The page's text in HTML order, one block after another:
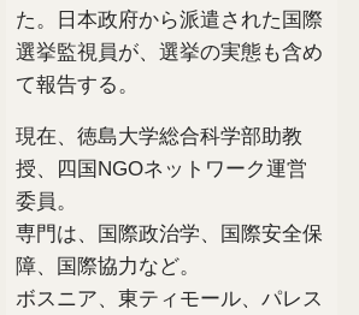
た。日本政府から派遣された国際
選挙監視員が、選挙の実態も含め
て報告する。
現在、徳島大学総合科学部助教
授、四国NGOネットワーク運営
委員。
専門は、国際政治学、国際安全保
障、国際協力など。
ボスニア、東ティモール、パレス